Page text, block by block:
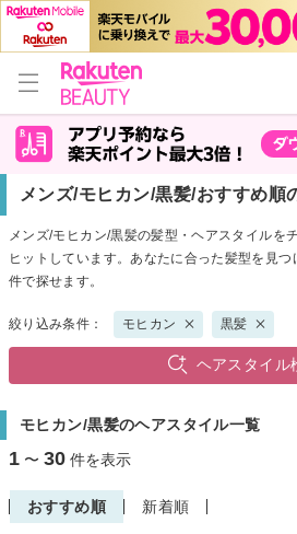
メンズ/モヒカン/黒髪/おすすめ順
メンズ/モヒカン/黒髪の髪型・ヘアスタイルを
ヒットしています。あなたに合った髪型を見
件で探せます。
絞り込み条件： モヒカン 黒髪
ヘアスタイル
モヒカン/黒髪のヘアスタイル一覧
1 〜 30 件を表示
おすすめ順 新着順